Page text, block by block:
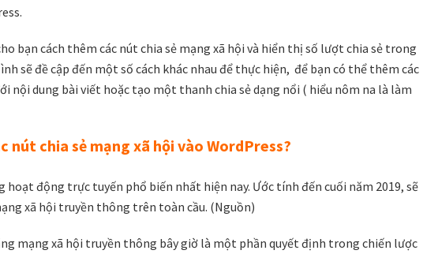
bạn cách thêm các nút chia sẻ mạng xã hội và hiển thị số lượt chia sẻ trong
sẽ đề cập đến một số cách khác nhau để thực hiện, để bạn có thể thêm các
nội dung bài viết hoặc tạo một thanh chia sẻ dạng nổi ( hiểu nôm na là làm
nút chia sẻ mạng xã hội vào WordPress?
động trực tuyến phổ biến nhất hiện nay. Ước tính đến cuối năm 2019, sẽ
xã hội truyền thông trên toàn cầu. (Nguồn)
mạng xã hội truyền thông bây giờ là một phần quyết định trong chiến lược